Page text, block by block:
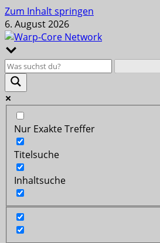
Zum Inhalt springen
6. August 2026
Nur Exakte Treffer
Titelsuche
Inhaltsuche